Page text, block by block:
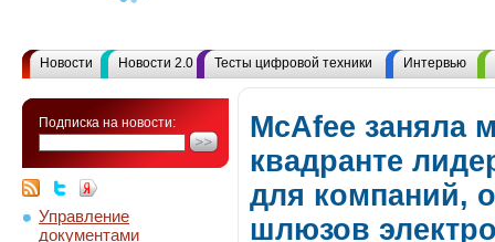
Новости Новости 2.0 Тесты цифровой техники Интервью
Подписка на новости:
Управление
документами
McAfee заняла
квадранте
для компаний,
шлюзов